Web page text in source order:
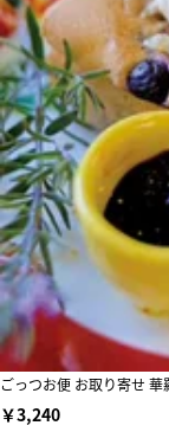
ごっつお便 お取り寄せ
￥3,240